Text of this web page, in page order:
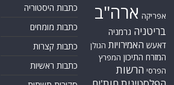
אפריקה ארה"ב
בריטניה גרמניה
דאעש האמירויות הגולן
המזרח התיכון המפרץ
הפרסי הרשות
כתבות היסטוריה
כתבות מומחים
כתבות קצרות
כתבות ראשיות